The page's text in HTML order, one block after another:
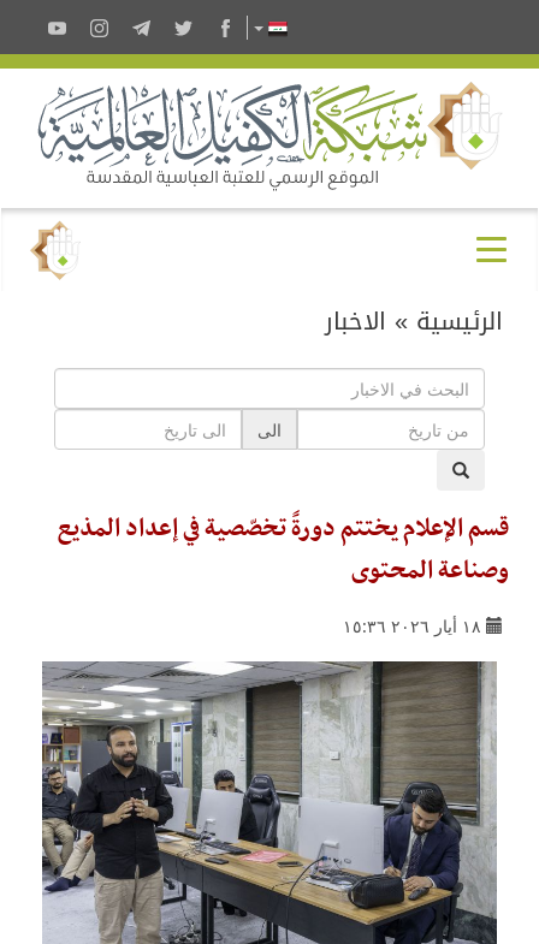
الرئيسية » الاخبار
الى
قسم الإعلام يختتم دورةً تخصّصية في إعداد المذيع
وصناعة المحتوى
١٨ أيار ٢٠٢٦ ١٥:٣٦